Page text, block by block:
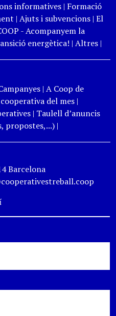
informatives| Formació
| Ajuts i subvencions| El
- Acompanyem la
energètica! | Altres|
| A Coop de
del mes|
| Taulell d’anuncis
propostes,...)|
Barcelona